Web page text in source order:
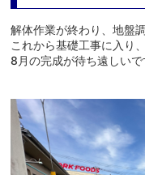
解体作業が終わり、地盤
これから基礎工事に入り
8月の完成が待ち遠しいで